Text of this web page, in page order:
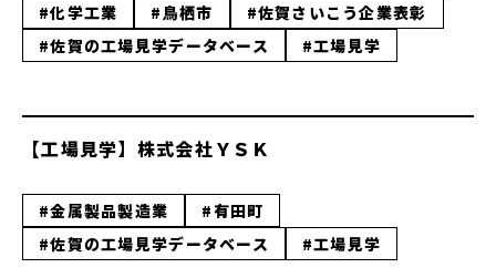
#化学工業 #鳥栖市
#佐賀さいこう企業表彰
#佐賀の工場見学データベース
#工場見学
【工場見学】株式会社ＹＳＫ
#金属製品製造業
#有田町
#佐賀の工場見学データベース
#工場見学